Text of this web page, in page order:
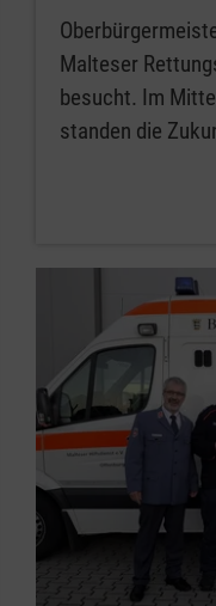
Malteser
besucht. Im
standen die